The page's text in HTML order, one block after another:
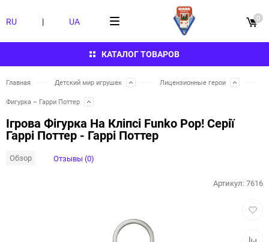
КАТАЛОГ ТОВАРОВ
RU | UA 0
Главная Детский мир игрушек Лицензионные герои
Фигурка – Гарри Поттер
Ігрова Фігурка На Кліпсі Funko Pop! Серії
Гаррі Поттер - Гаррі Поттер
Обзор Отзывы (0)
Артикул:7616